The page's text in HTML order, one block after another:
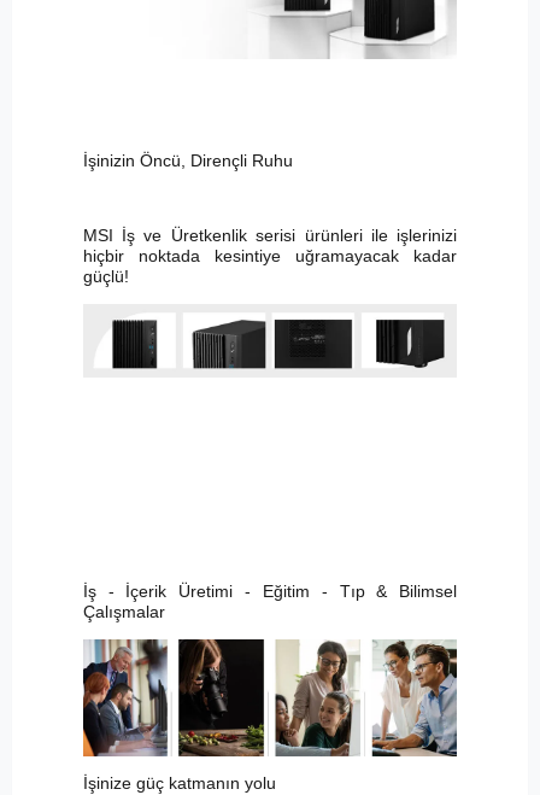
İşinizin Öncü, Dirençli Ruhu
MSI İş ve Üretkenlik serisi ürünleri ile işlerinizi
hiçbir noktada kesintiye uğramayacak kadar
güçlü!
İş - İçerik Üretimi - Eğitim - Tıp & Bilimsel
Çalışmalar
İşinize güç katmanın yolu